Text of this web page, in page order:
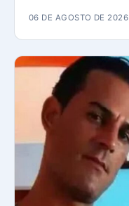
06 DE AGOSTO DE 2026